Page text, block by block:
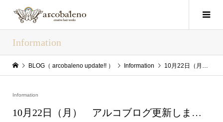
Information
BLOG（ arcobaleno update!! ） Information 10月22日（月） アルコブログ更新しま…
Information
10月22日（月） アルコブログ更新しま…